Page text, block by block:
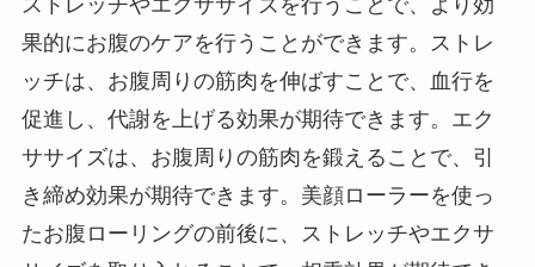
果的にお腹のケアを行うことができます。ストレ
ッチは、お腹周りの筋肉を伸ばすことで、血行を
促進し、代謝を上げる効果が期待できます。エク
ササイズは、お腹周りの筋肉を鍛えることで、引
き締め効果が期待できます。美顔ローラーを使っ
たお腹ローリングの前後に、ストレッチやエクサ